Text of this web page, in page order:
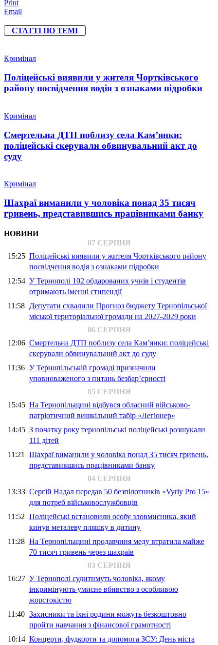
Print
Email
СТАТТІ ПО ТЕМІ
Кримінал
Поліцейські виявили у жителя Чортківського
району посвідчення водія з ознаками підробки
Кримінал
Смертельна ДТП поблизу села Кам’янки:
поліцейські скерували обвинувальний акт до
суду
Кримінал
Шахраї виманили у чоловіка понад 35 тисяч
гривень, представившись працівниками банку
НОВИНИ
07 СЕРПНЯ
15:25 Поліцейські виявили у жителя Чортківського району
посвідчення водія з ознаками підробки
12:54 У Тернополі 102 обдарованих учнів і студентів
отримають іменні стипендії
11:58 Депутати схвалили Прогноз бюджету Тернопільської
міської територіальної громади на 2027-2029 роки
06 СЕРПНЯ
12:06 Смертельна ДТП поблизу села Кам’янки: поліцейські
скерували обвинувальний акт до суду
11:36 У Тернопільській громаді призначили
уповноваженого з питань безбар’єрності
05 СЕРПНЯ
15:45 На Тернопільщині відбувся обласний військово-
патріотичний вишкільний табір «Легіонер»
14:45 З початку року тернопільські поліцейські розшукали
111 дітей
11:21 Шахраї виманили у чоловіка понад 35 тисяч гривень,
представившись працівниками банку
04 СЕРПНЯ
13:33 Сергій Надал передав 50 безпілотників «Vyriy Pro 15»
для потреб військовослужбовців
11:52 Поліцейські встановили особу зловмисника, який
кинув металеву пляшку в дитину
11:28 На Тернопільщині продавчиня меду втратила майже
70 тисяч гривень через шахраїв
03 СЕРПНЯ
16:27 У Тернополі судитимуть чоловіка, якому
інкримінують умисне вбивство з особливою
жорстокістю
11:40 Захисники та їхні родини можуть безкоштовно
пройти навчання з фінансової грамотності
10:14 Концерти, фудкорти та допомога ЗСУ: День міста